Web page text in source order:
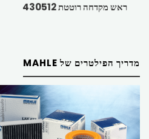
ראש מקדחה רוטטת 430512
מדריך הפילטרים של MAHLE